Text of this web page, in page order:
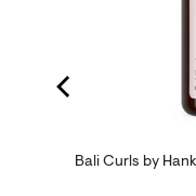
Bali Curls by